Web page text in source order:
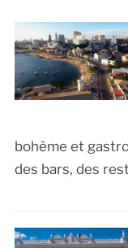
bohème et
des bars, des